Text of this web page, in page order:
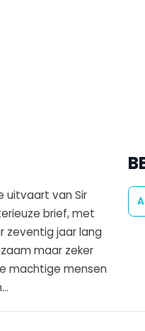
uitvaart van Sir
brief, met
zeventig jaar lang
maar zeker
machtige mensen